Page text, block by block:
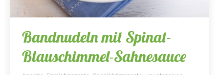
Bandnudeln mit Spinat-
Blauschimmel-Sahnesauce